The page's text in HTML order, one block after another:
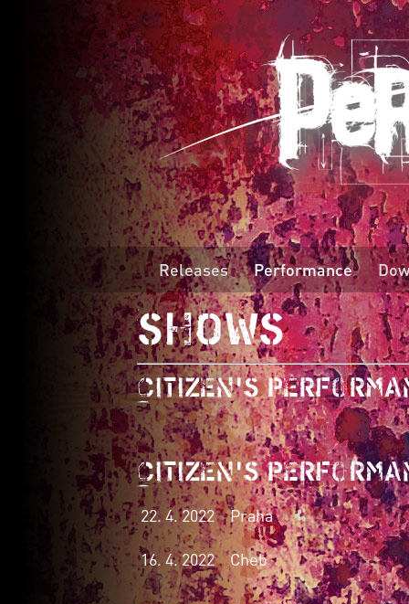
Releases Performance
SHOWS
Citizen's
Citizen's
22. 4. 2022 Praha
16. 4. 2022 Cheb